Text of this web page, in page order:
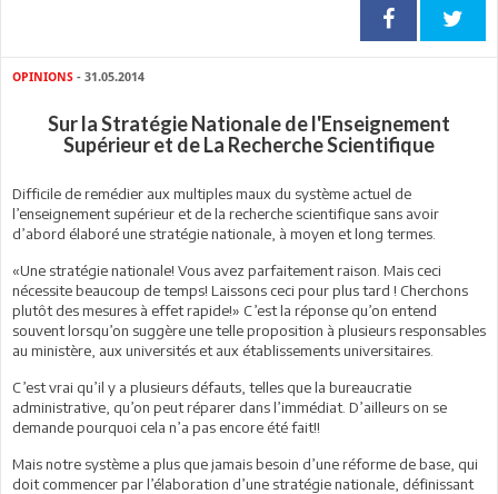
OPINIONS - 31.05.2014
Sur la Stratégie Nationale de l'Enseignement
Supérieur et de La Recherche Scientifique
Difficile de remédier aux multiples maux du système actuel de
l’enseignement supérieur et de la recherche scientifique sans avoir
d’abord élaboré une stratégie nationale, à moyen et long termes.
«Une stratégie nationale! Vous avez parfaitement raison. Mais ceci
nécessite beaucoup de temps! Laissons ceci pour plus tard ! Cherchons
plutôt des mesures à effet rapide!» C’est la réponse qu’on entend
souvent lorsqu’on suggère une telle proposition à plusieurs responsables
au ministère, aux universités et aux établissements universitaires.
C’est vrai qu’il y a plusieurs défauts, telles que la bureaucratie
administrative, qu’on peut réparer dans l’immédiat. D’ailleurs on se
demande pourquoi cela n’a pas encore été fait!!
Mais notre système a plus que jamais besoin d’une réforme de base, qui
doit commencer par l’élaboration d’une stratégie nationale, définissant